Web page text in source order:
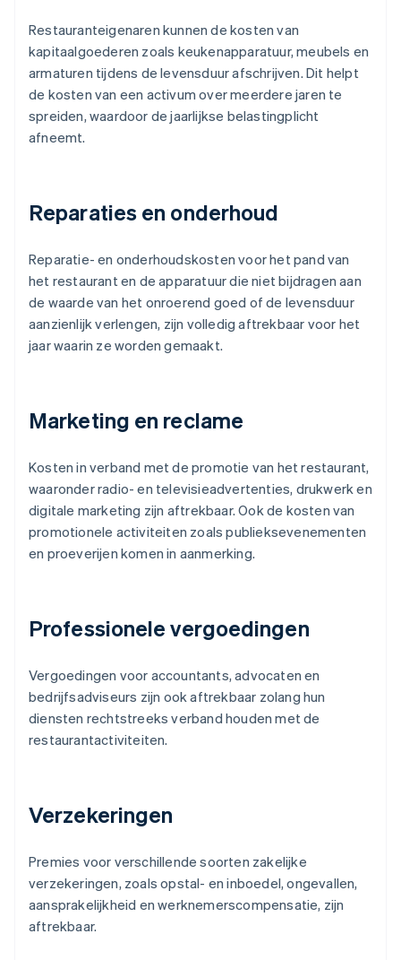
Restauranteigenaren kunnen de kosten van
kapitaalgoederen zoals keukenapparatuur, meubels en
armaturen tijdens de levensduur afschrijven. Dit helpt
de kosten van een activum over meerdere jaren te
spreiden, waardoor de jaarlijkse belastingplicht
afneemt.
Reparaties en onderhoud
Reparatie- en onderhoudskosten voor het pand van
het restaurant en de apparatuur die niet bijdragen aan
de waarde van het onroerend goed of de levensduur
aanzienlijk verlengen, zijn volledig aftrekbaar voor het
jaar waarin ze worden gemaakt.
Marketing en reclame
Kosten in verband met de promotie van het restaurant,
waaronder radio- en televisieadvertenties, drukwerk en
digitale marketing zijn aftrekbaar. Ook de kosten van
promotionele activiteiten zoals publieksevenementen
en proeverijen komen in aanmerking.
Professionele vergoedingen
Vergoedingen voor accountants, advocaten en
bedrijfsadviseurs zijn ook aftrekbaar zolang hun
diensten rechtstreeks verband houden met de
restaurantactiviteiten.
Verzekeringen
Premies voor verschillende soorten zakelijke
verzekeringen, zoals opstal- en inboedel, ongevallen,
aansprakelijkheid en werknemerscompensatie, zijn
aftrekbaar.